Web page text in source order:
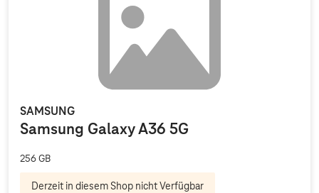
SAMSUNG
Samsung Galaxy A36 5G
256 GB
Derzeit in diesem Shop nicht Verfügbar